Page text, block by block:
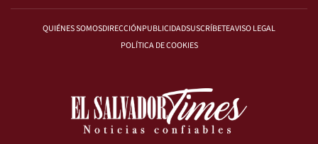
QUIÉNES SOMOSDIRECCIÓNPUBLICIDADSUSCRÍBETEAVISO LEGAL
POLÍTICA DE COOKIES